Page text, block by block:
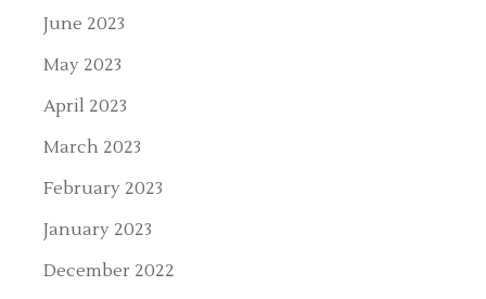
June 2023
May 2023
April 2023
March 2023
February 2023
January 2023
December 2022